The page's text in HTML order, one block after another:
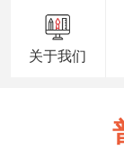
关于我们